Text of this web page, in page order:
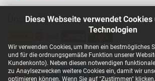
Diese Webseite verwendet
Technologien
Wir verwenden Cookies, um Ihnen ein bestmögliches
und für die ordnungsgemäße Funktion unserer
Kundenkonto). Neben diesen notwendigen
zu Anaylsezwecken weitere Cookies ein, damit wir
optimieren können. Wenn Sie auf "Zustimmen"
Unsere Versandarten
Unsere Zahlarten